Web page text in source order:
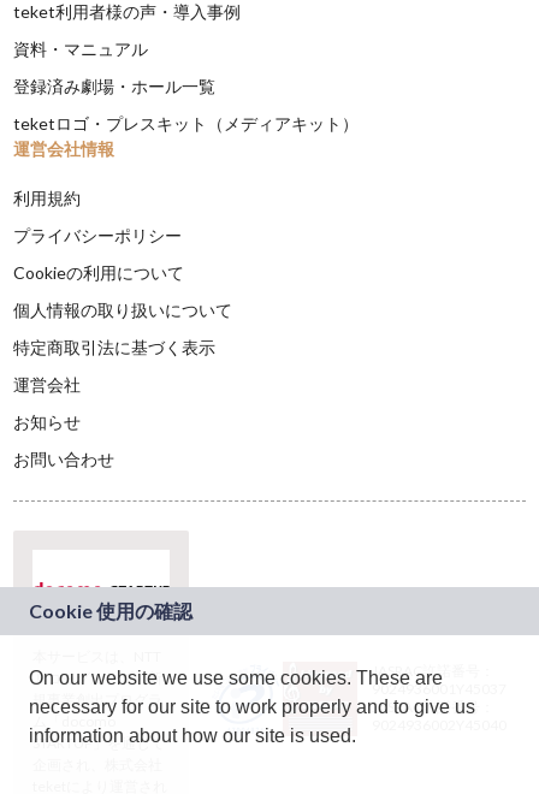
teket利用者様の声・導入事例
資料・マニュアル
登録済み劇場・ホール一覧
teketロゴ・プレスキット（メディアキット）
運営会社情報
利用規約
プライバシーポリシー
Cookieの利用について
個人情報の取り扱いについて
特定商取引法に基づく表示
運営会社
お知らせ
お問い合わせ
ドコモグループの新
規事業創出プログラ
ム「docomo
STARTUP」を通じて
JASRAC許諾番号：
9024936001Y45037
JASRAC許諾番号：
On our website we use some cookies. These are
necessary for our site to work properly and to give us
information about how our site is used.